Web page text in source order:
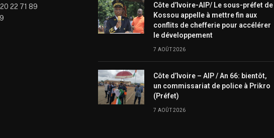
22 71 89
Côte d’Ivoire-AIP/ Le sous-préfet de
Kossou appelle à mettre fin aux
conflits de chefferie pour accélérer
le développement
7 AOÛT 2026
Côte d’Ivoire – AIP / An 66: bientôt,
un commissariat de police à Prikro
(Préfet)
7 AOÛT 2026